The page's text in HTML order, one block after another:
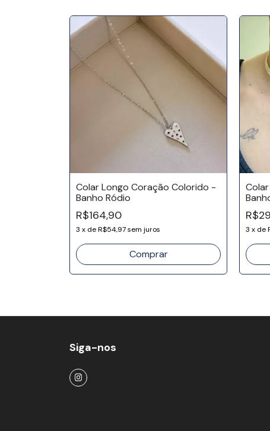
Colar Longo Coração Colorido -
Banho Ródio
R$164,90
3 x deR$54,97sem juros 3 x de
Siga-nos